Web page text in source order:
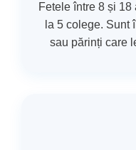
Fetele între 8 și
la 5 colege. Sunt
sau părinți care